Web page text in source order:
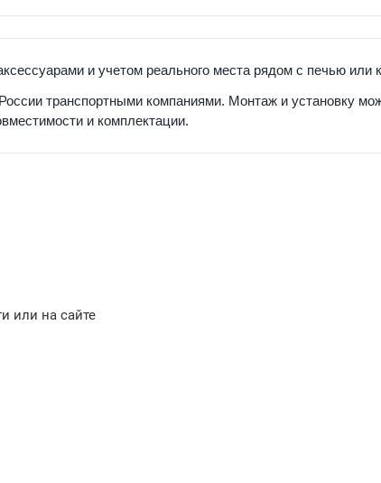
и учетом реального места рядом с печью или
транспортными компаниями. Монтаж и установку
и комплектации.
или на сайте